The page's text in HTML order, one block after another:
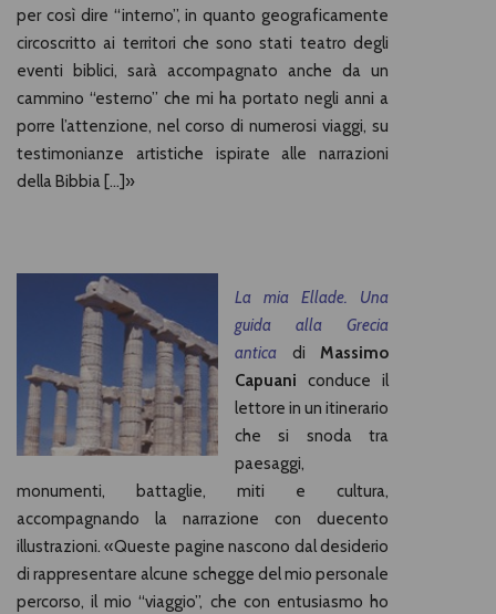
per così dire “interno”, in quanto geo­graficamente
circoscritto ai territori che sono stati teatro degli
eventi biblici, sarà accompagnato anche da un
cammi­no “esterno” che mi ha portato negli anni a
porre l’attenzio­ne, nel corso di numerosi viaggi, su
testimonianze artistiche ispirate alle narrazioni
della Bibbia […]»
La mia Ellade. Una
guida alla Grecia
antica di Massimo
Capuani conduce il
lettore in un itinerario
che si snoda tra
paesaggi,
monumenti, battaglie, miti e cultura,
accompagnando la narrazione con duecento
illustrazioni. «Queste pagine nascono dal desiderio
di rappresentare alcune schegge del mio personale
percorso, il mio “viaggio”, che con entusiasmo ho